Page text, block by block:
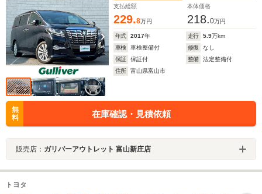
支払総額
229.8万円
本体価格
218.0万円
年式 2017年 走行 5.9万km
車検
車検整備付 修復
なし
保証
保証付 整備
法定整備付
住所
富山県富山市
無
料
在庫確認・見積依頼
販売店： ガリバーアウトレット 富山新庄店
トヨタ